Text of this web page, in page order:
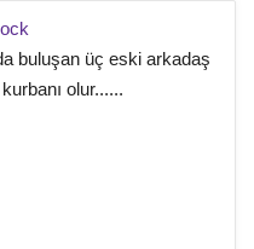
buluşan üç eski arkadaş
olur......